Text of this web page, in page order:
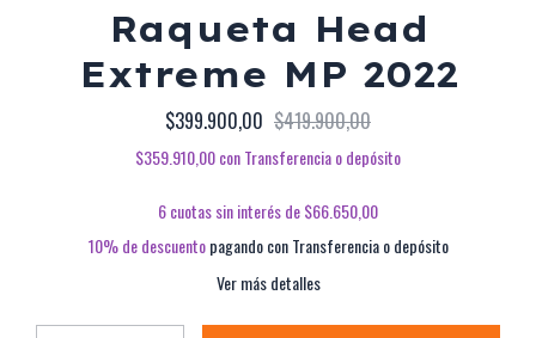
Raqueta Head
Extreme MP 2022
$399.900,00 $419.900,00
$359.910,00conTransferencia o depósito
6cuotas sin interés de$66.650,00
10% de descuentopagando con Transferencia o depósito
Ver más detalles